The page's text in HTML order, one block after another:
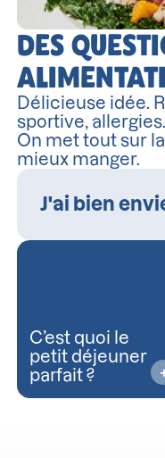
DES
Délicieuse idée.
sportive,
On met tout sur
mieux manger.
C’est quoi le
petit déjeuner
parfait ?